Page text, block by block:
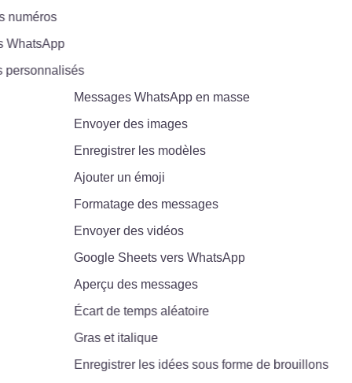
Messages WhatsApp en masse
Envoyer des images
Enregistrer les modèles
Ajouter un émoji
Formatage des messages
Envoyer des vidéos
Google Sheets vers WhatsApp
Aperçu des messages
Écart de temps aléatoire
Gras et italique
Enregistrer les idées sous forme de brouillons